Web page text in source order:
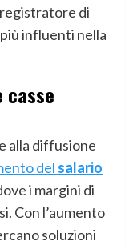
di
influenti nella
casse
alla diffusione
del salario
i margini di
Con l’aumento
soluzioni